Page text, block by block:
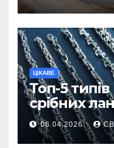
ЦІКАВЕ
Топ-5
срібних
06.04.2026